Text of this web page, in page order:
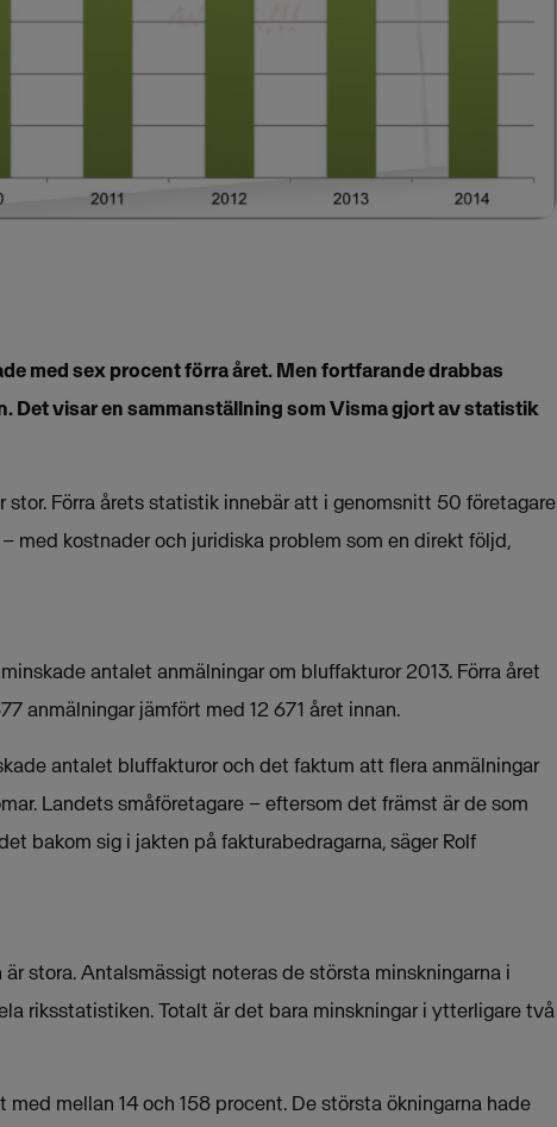
med sex procent förra året. Men fortfarande drabbas
Det visar en sammanställning som Visma gjort av statistik
Förra årets statistik innebär att i genomsnitt 50 företagare
med kostnader och juridiska problem som en direkt följd,
antalet anmälningar om bluffakturor 2013. Förra året
anmälningar jämfört med 12 671 året innan.
antalet bluffakturor och det faktum att flera anmälningar
Landets småföretagare – eftersom det främst är de som
bakom sig i jakten på fakturabedragarna, säger Rolf
stora. Antalsmässigt noteras de största minskningarna i
riksstatistiken. Totalt är det bara minskningar i ytterligare två
med mellan 14 och 158 procent. De största ökningarna hade